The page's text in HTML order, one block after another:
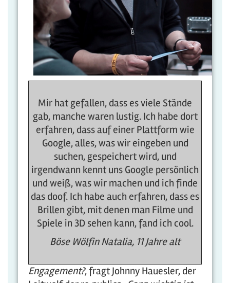
Mir hat gefallen, dass es viele Stände
gab, manche waren lustig. Ich habe dort
erfahren, dass auf einer Plattform wie
Google, alles, was wir eingeben und
suchen, gespeichert wird, und
irgendwann kennt uns Google persönlich
und weiß, was wir machen und ich finde
das doof. Ich habe auch erfahren, dass es
Brillen gibt, mit denen man Filme und
Spiele in 3D sehen kann, fand ich cool.
Böse Wölfin Natalia, 11 Jahre alt
Engagement?, fragt Johnny Hauesler, der